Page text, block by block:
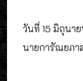
วันที่ 15 มิถุนา
นายการัณยภา